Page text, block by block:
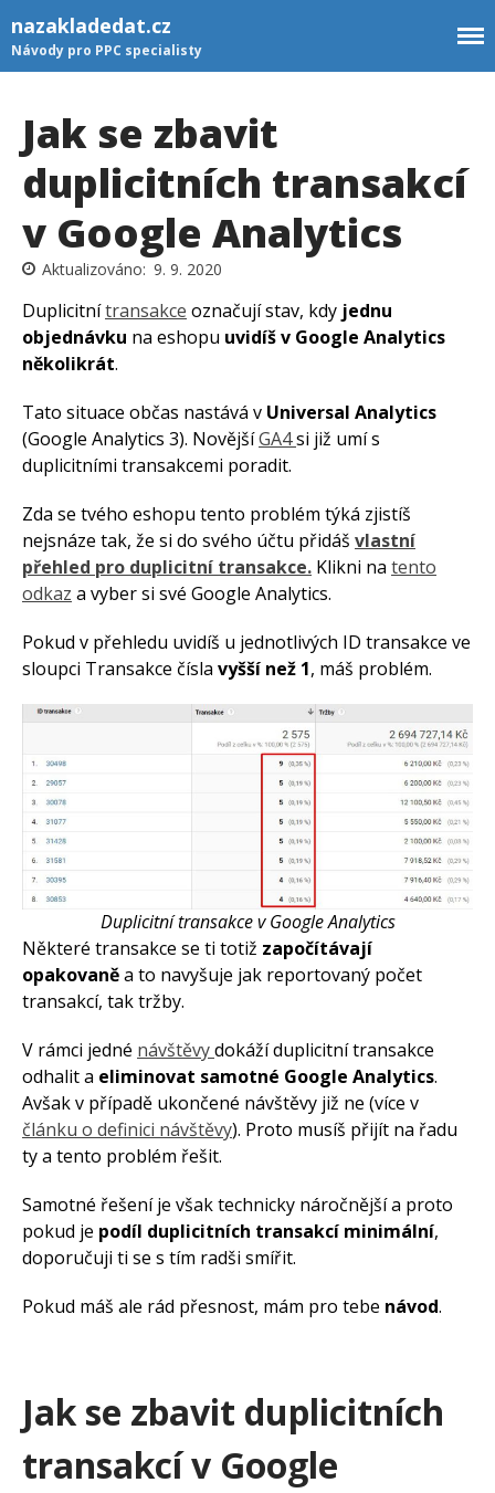
Newsletter
PŘIHLÁSIT SE K
NEWSLETTERU
Přihlas se k odběru
newsletteru. Jednou za čas ti
Co jsou symboly značky
Co má obsahovat stránka o
dopravě na e-shopu
Co je Meta CAPI a kdy se
Jak přidat přístup k e-shopu v
Mergadu
Jak používat bidding na
zbožácích
nazakladedat.cz
Návody pro PPC specialisty
Jak se zbavit
duplicitních transakcí
v Google Analytics
9. 9. 2020
Duplicitnítransakce označují stav, kdy jednu
objednávku na eshopu uvidíš v Google Analytics
několikrát.
Tato situace občas nastává v Universal Analytics
(Google Analytics 3). NovějšíGA4si již umí s
duplicitními transakcemi poradit.
Zda se tvého eshopu tento problém týká zjistíš
nejsnáze tak, že si do svého účtu přidáš vlastní
přehled pro duplicitní transakce. Klikni na tento
odkaz a vyber si své Google Analytics.
Pokud v přehledu uvidíš u jednotlivých ID transakce ve
sloupci Transakce čísla vyšší než 1, máš problém.
Duplicitní transakce v Google Analytics
Některé transakce se ti totiž započítávají
opakovaněa to navyšuje jak reportovaný počet
transakcí, tak tržby.
V rámci jedné návštěvydokáží duplicitní transakce
odhalit a eliminovat samotné Google Analytics.
Avšak v případě ukončené návštěvy již ne (více v
článku o definici návštěvy). Proto musíš přijít na řadu
ty a tento problém řešit.
Samotné řešení je však technicky náročnější a proto
pokud je podíl duplicitních transakcí minimální,
doporučuji ti se s tím radši smířit.
Pokud máš ale rád přesnost, mám pro tebe návod.
Jak se zbavit duplicitních
transakcí v Google